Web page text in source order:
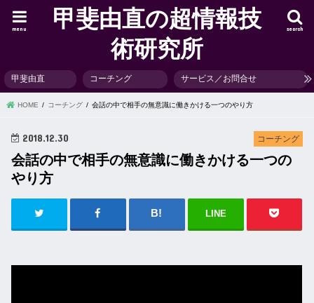
甲斐由直の超情報技
術研究所
search
menu
甲斐由直 コーチング サービス／お問合せ
HOME コーチング 会話の中で相手の無意識に働きかける一つのやり方
コーチング
2018.12.30
会話の中で相手の無意識に働きかける一つの
やり方
LINE